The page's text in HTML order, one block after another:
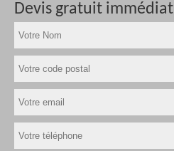
Devis gratuit immédiat